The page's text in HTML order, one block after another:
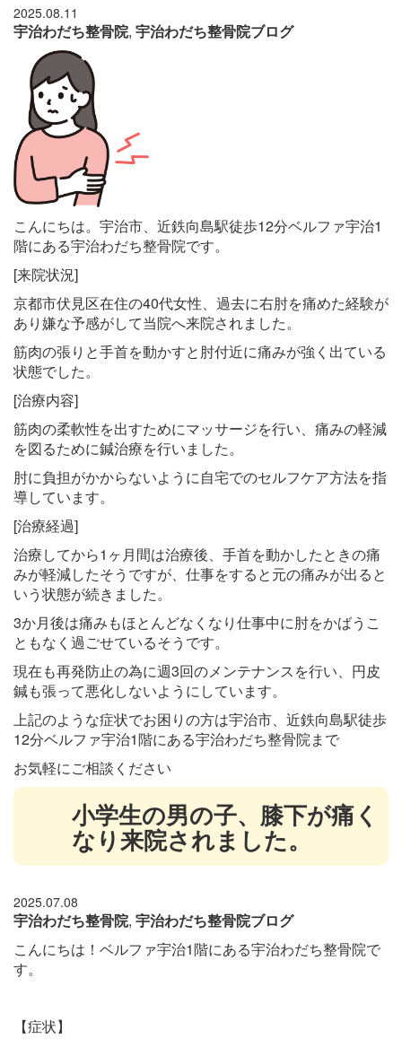
2025.08.11
宇治わだち整骨院, 宇治わだち整骨院ブログ
こんにちは。宇治市、近鉄向島駅徒歩12分ベルファ宇治1
階にある宇治わだち整骨院です。
[来院状況]
京都市伏見区在住の40代女性、過去に右肘を痛めた経験が
あり嫌な予感がして当院へ来院されました。
筋肉の張りと手首を動かすと肘付近に痛みが強く出ている
状態でした。
[治療内容]
筋肉の柔軟性を出すためにマッサージを行い、痛みの軽減
を図るために鍼治療を行いました。
肘に負担がかからないように自宅でのセルフケア方法を指
導しています。
[治療経過]
治療してから1ヶ月間は治療後、手首を動かしたときの痛
みが軽減したそうですが、仕事をすると元の痛みが出ると
いう状態が続きました。
3か月後は痛みもほとんどなくなり仕事中に肘をかばうこ
ともなく過ごせているそうです。
現在も再発防止の為に週3回のメンテナンスを行い、円皮
鍼も張って悪化しないようにしています。
上記のような症状でお困りの方は宇治市、近鉄向島駅徒歩
12分ベルファ宇治1階にある宇治わだち整骨院まで
お気軽にご相談ください
小学生の男の子、膝下が痛く
なり来院されました。
2025.07.08
宇治わだち整骨院, 宇治わだち整骨院ブログ
こんにちは！ベルファ宇治1階にある宇治わだち整骨院で
す。
【症状】